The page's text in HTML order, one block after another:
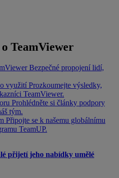
TeamViewer
Bezpečné propojení lidí,
využití Prozkoumejte výsledky,
TeamViewer.
Prohlédněte si články podpory
tým.
Připojte se k našemu globálnímu
TeamUP.
přijetí jeho nabídky umělé